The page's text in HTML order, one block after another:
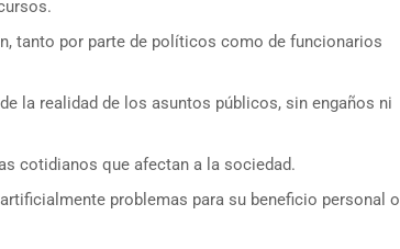
tanto por parte de políticos como de funcionarios
la realidad de los asuntos públicos, sin engaños ni
cotidianos que afectan a la sociedad.
problemas para su beneficio personal o